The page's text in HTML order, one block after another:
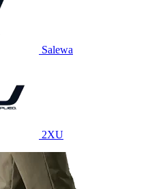
Salewa
2XU